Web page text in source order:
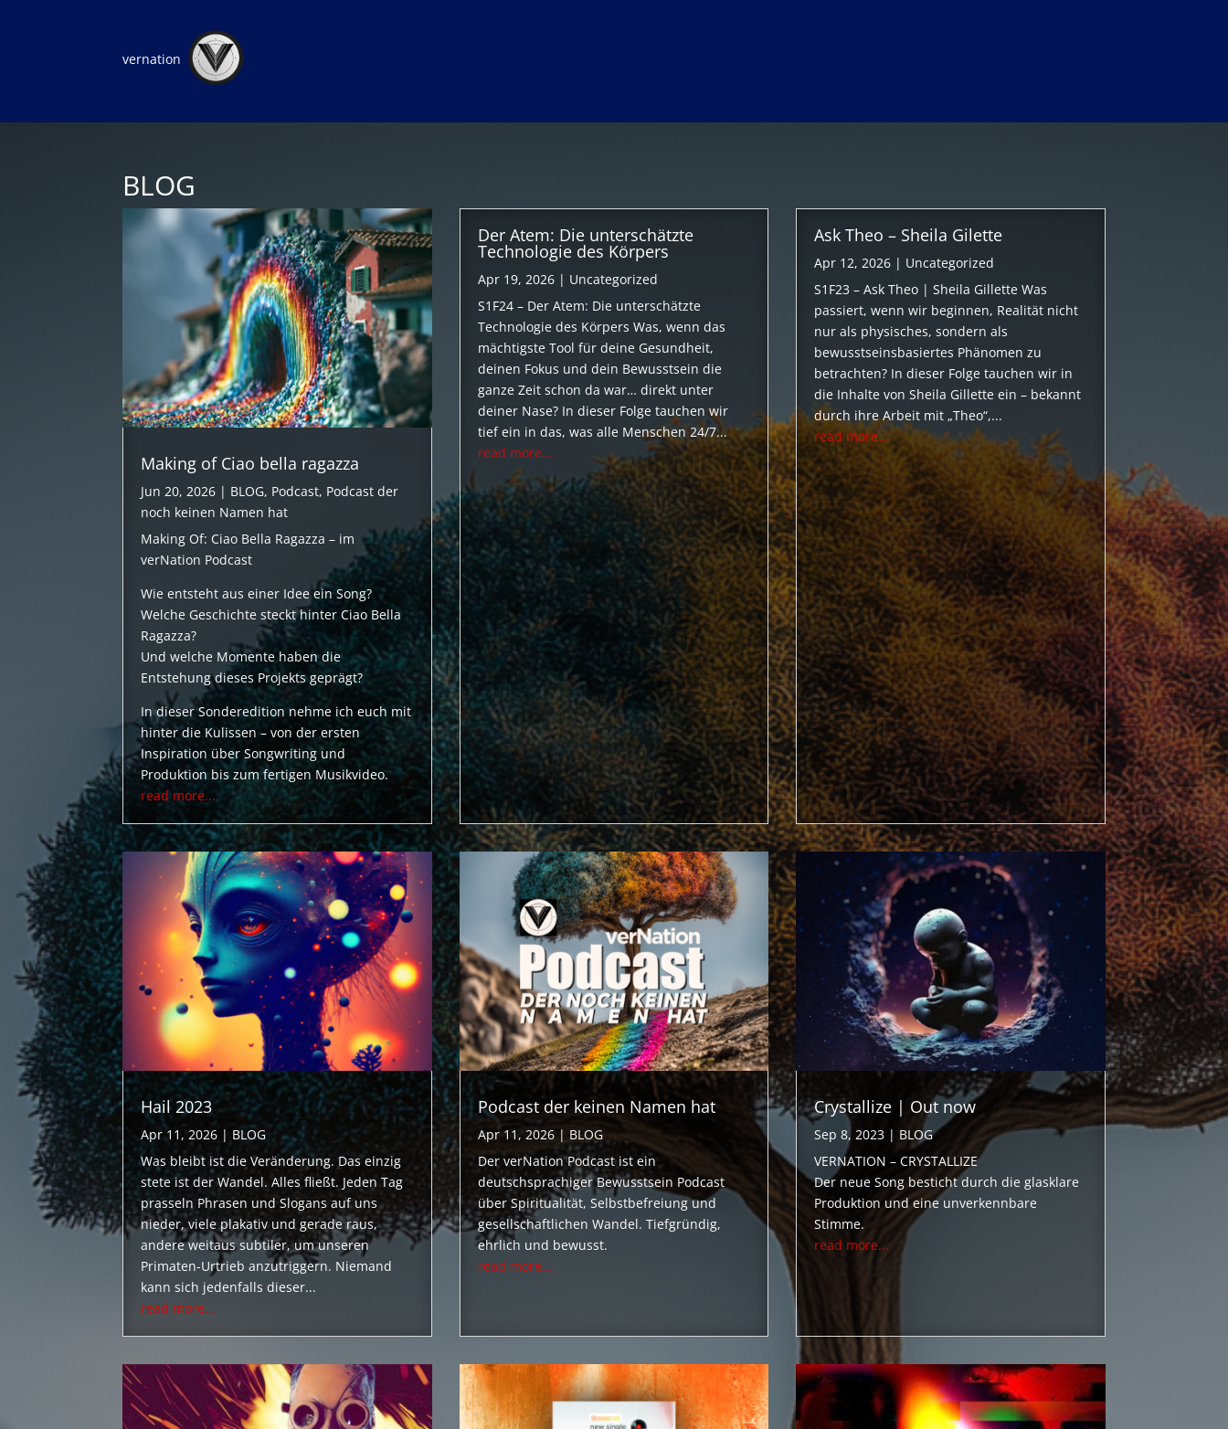
vernation
BLOG
Making of Ciao bella ragazza
Jun 20, 2026 | BLOG, Podcast, Podcast der
noch keinen Namen hat
Making Of: Ciao Bella Ragazza – im
verNation Podcast
Wie entsteht aus einer Idee ein Song?
Welche Geschichte steckt hinter Ciao Bella
Ragazza?
Und welche Momente haben die
Entstehung dieses Projekts geprägt?
In dieser Sonderedition nehme ich euch mit
hinter die Kulissen – von der ersten
Inspiration über Songwriting und
Produktion bis zum fertigen Musikvideo.
read more...
Der Atem: Die unterschätzte
Technologie des Körpers
Apr 19, 2026| Uncategorized
S1F24 – Der Atem: Die unterschätzte
Technologie des Körpers Was, wenn das
mächtigste Tool für deine Gesundheit,
deinen Fokus und dein Bewusstsein die
ganze Zeit schon da war… direkt unter
deiner Nase? In dieser Folge tauchen wir
tief ein in das, was alle Menschen 24/7...
read more...
Ask Theo – Sheila Gilette
Apr 12, 2026 | Uncategorized
S1F23 – Ask Theo | Sheila Gillette Was
passiert, wenn wir beginnen, Realität nicht
nur als physisches, sondern als
bewusstseinsbasiertes Phänomen zu
betrachten? In dieser Folge tauchen wir in
die Inhalte von Sheila Gillette ein – bekannt
durch ihre Arbeit mit „Theo“,...
read more...
Hail 2023
Apr 11, 2026 | BLOG
Was bleibt ist die Veränderung. Das einzig
stete ist der Wandel. Alles fließt. Jeden Tag
prasseln Phrasen und Slogans auf uns
nieder, viele plakativ und gerade raus,
andere weitaus subtiler, um unseren
Primaten-Urtrieb anzutriggern. Niemand
kann sich jedenfalls dieser...
read more...
Podcast der keinen Namen hat
Apr 11, 2026| BLOG
Der verNation Podcast ist ein
deutschsprachiger Bewusstsein Podcast
über Spiritualität, Selbstbefreiung und
gesellschaftlichen Wandel. Tiefgründig,
ehrlich und bewusst.
read more...
Crystallize | Out now
Sep 8, 2023 | BLOG
VERNATION – CRYSTALLIZE
Der neue Song besticht durch die glasklare
Produktion und eine unverkennbare
Stimme.
read more...